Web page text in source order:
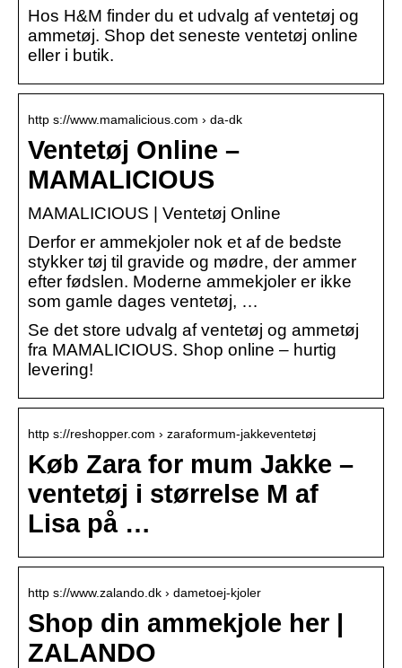
Hos H&M finder du et udvalg af ventetøj og
ammetøj. Shop det seneste ventetøj online
eller i butik.
http s://www.mamalicious.com › da-dk
Ventetøj Online –
MAMALICIOUS
MAMALICIOUS | Ventetøj Online
Derfor er ammekjoler nok et af de bedste
stykker tøj til gravide og mødre, der ammer
efter fødslen. Moderne ammekjoler er ikke
som gamle dages ventetøj, …
Se det store udvalg af ventetøj og ammetøj
fra MAMALICIOUS. Shop online – hurtig
levering!
http s://reshopper.com › zaraformum-jakkeventetøj
Køb Zara for mum Jakke –
ventetøj i størrelse M af
Lisa på …
http s://www.zalando.dk › dametoej-kjoler
Shop din ammekjole her |
ZALANDO